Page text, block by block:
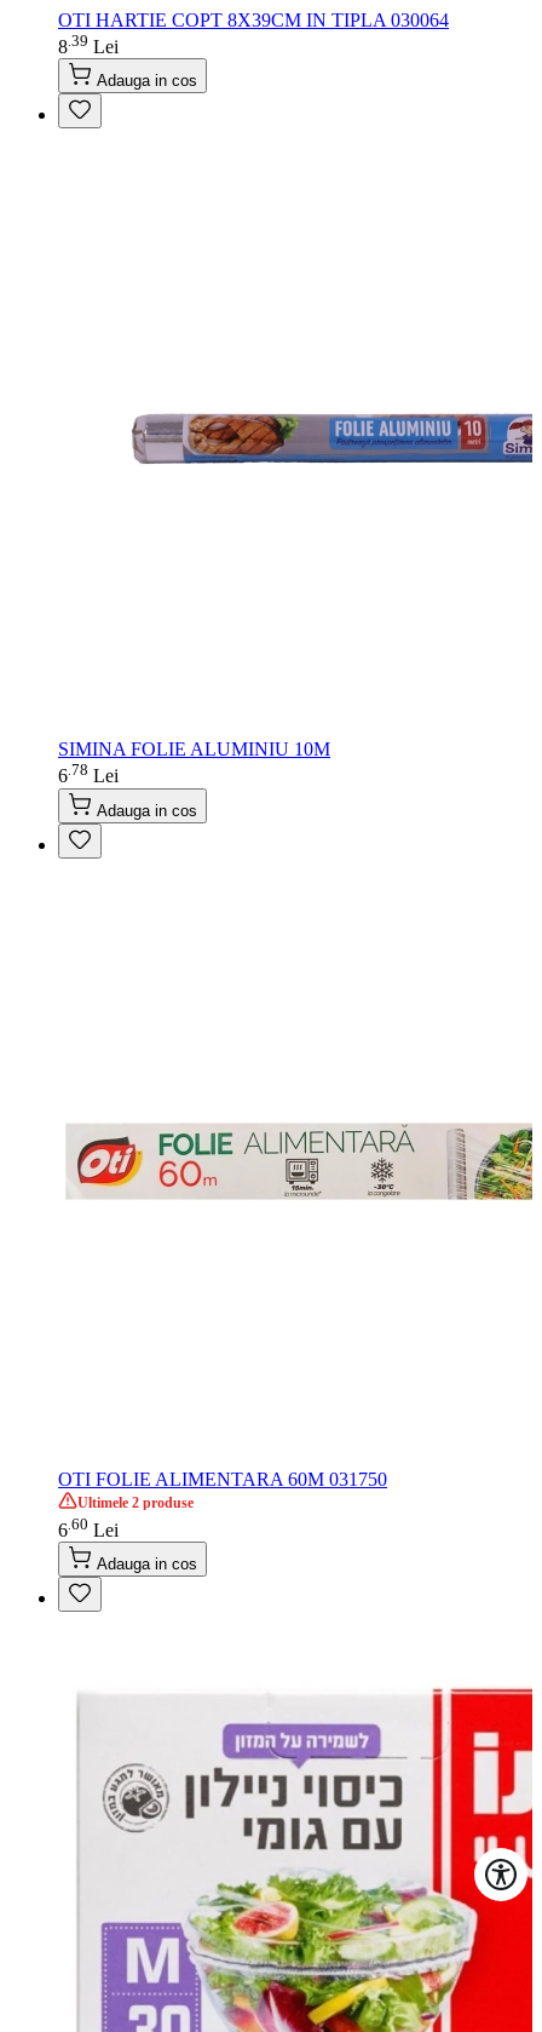
OTI HARTIE COPT 8X39CM IN TIPLA 030064
8 39 Lei
Adauga in cos
SIMINA FOLIE ALUMINIU 10M
6 78 Lei
Adauga in cos
OTI FOLIE ALIMENTARA 60M 031750
Ultimele 2 produse
6 60 Lei
Adauga in cos